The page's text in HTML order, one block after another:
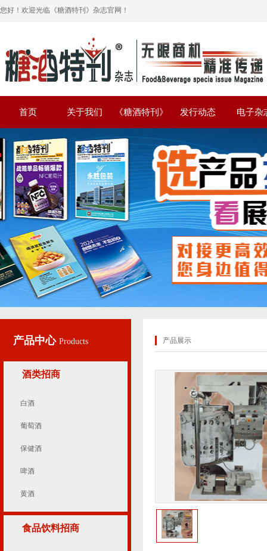
您好！欢迎光临《糖酒特刊》杂志官网！
首页 关于我们 《糖酒特刊》 发行动态 电子杂
产品中心 Products
酒类招商
白酒
葡萄酒
保健酒
啤酒
黄酒
食品饮料招商
产品展示